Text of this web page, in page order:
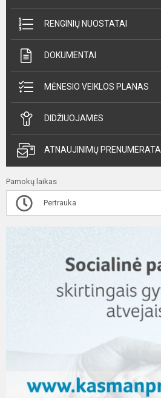
RENGINIŲ NUOSTATAI
DOKUMENTAI
MĖNESIO VEIKLOS PLANAS
DIDŽIUOJAMĖS
ATNAUJINIMŲ PRENUMERATA
Pamokų laikas
Pertrauka